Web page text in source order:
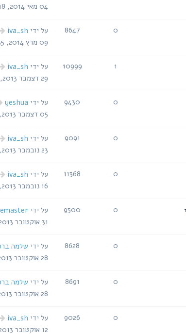
אחרונה
04 מאי 2014, 09:18
0
8647
הודעה
אחרונה
על ידי iva_sh
09 מרץ 2014, 09:55
1
10999
הודעה
אחרונה
על ידי iva_sh
29 דצמבר 2013, 00:04
0
9430
הודעה
אחרונה
על ידיyeshua
05 דצמבר 2013, 08:34
0
9091
הודעה
אחרונה
על ידי iva_sh
23 נובמבר 2013, 14:00
0
11368
הודעה
אחרונה
על ידי iva_sh
16 נובמבר 2013, 23:36
0
9500
הודעה
אחרונה
על ידי
31 אוקטובר 2013, 10:44
0
8628
הודעה
אחרונה
על ידי שלמה
28 אוקטובר 2013, 20:28
0
8691
הודעה
אחרונה
על ידי שלמה
28 אוקטובר 2013, 18:29
0
9026
הודעה
אחרונה
על ידי iva_sh
12 אוקטובר 2013, 18:46